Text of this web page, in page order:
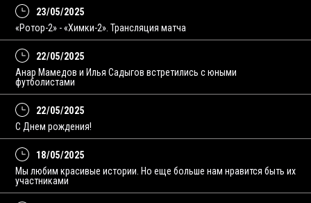
23/05/2025
«Ротор-2» - «Химки-2». Трансляция матча
22/05/2025
Анар Мамедов и Илья Садыгов встретились с юными
футболистами
22/05/2025
С Днем рождения!
18/05/2025
Мы любим красивые истории. Но еще больше нам нравится быть их
участниками